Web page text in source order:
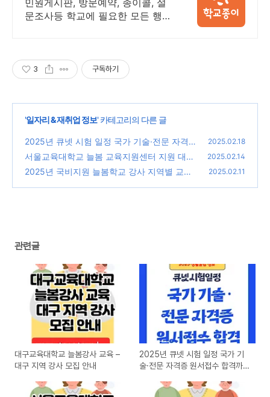
민원게시판, 방문예약, 종이콜, 설
문조사등 학교에 필요한 모든 행정
3 구독하기
'일자리 & 재취업 정보' 카테고리의 다른 글
2025년 큐넷 시험 일정 국가 기술·전문 자격증
원서접수 합격까지
(0)
2025.02.18
서울교육대학교 늘봄 교육지원센터 지원 대상
신청 방법 총정리
(0)
2025.02.14
2025년 국비지원 늘봄학교 강사 지역별 교육
2025.02.11
관련글
대구교육대학교 늘봄강사 교육 –
대구 지역 강사 모집 안내
2025년 큐넷 시험 일정 국가 기
술·전문 자격증 원서접수 합격까